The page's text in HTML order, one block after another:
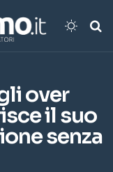
over
il suo
senza